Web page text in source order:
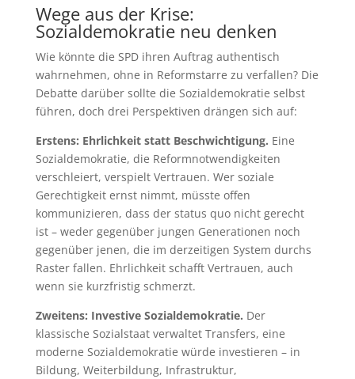
Wege aus der Krise:
Sozialdemokratie neu denken
Wie könnte die SPD ihren Auftrag authentisch
wahrnehmen, ohne in Reformstarre zu verfallen? Die
Debatte darüber sollte die Sozialdemokratie selbst
führen, doch drei Perspektiven drängen sich auf:
Erstens: Ehrlichkeit statt Beschwichtigung. Eine
Sozialdemokratie, die Reformnotwendigkeiten
verschleiert, verspielt Vertrauen. Wer soziale
Gerechtigkeit ernst nimmt, müsste offen
kommunizieren, dass der status quo nicht gerecht
ist – weder gegenüber jungen Generationen noch
gegenüber jenen, die im derzeitigen System durchs
Raster fallen. Ehrlichkeit schafft Vertrauen, auch
wenn sie kurzfristig schmerzt.
Zweitens: Investive Sozialdemokratie. Der
klassische Sozialstaat verwaltet Transfers, eine
moderne Sozialdemokratie würde investieren – in
Bildung, Weiterbildung, Infrastruktur,